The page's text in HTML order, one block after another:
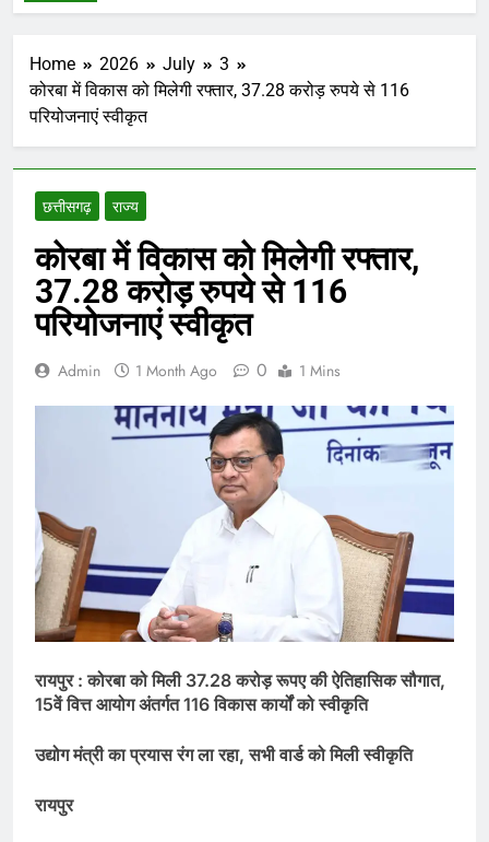
Home 2026 July
3
कोरबा में विकास को मिलेगी रफ्तार, 37.28 करोड़ रुपये से 116
परियोजनाएं स्वीकृत
छत्तीसगढ़ राज्य
कोरबा में विकास को मिलेगी रफ्तार,
37.28 करोड़ रुपये से 116
परियोजनाएं स्वीकृत
Admin 1 Month Ago 0 1 Mins
रायपुर : कोरबा को मिली 37.28 करोड़ रूपए की ऐतिहासिक सौगात,
15वें वित्त आयोग अंतर्गत 116 विकास कार्यों को स्वीकृति
उद्योग मंत्री का प्रयास रंग ला रहा, सभी वार्ड को मिली स्वीकृति
रायपुर